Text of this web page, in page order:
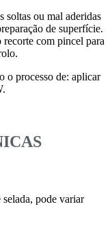
soltas ou mal aderidas
de superfície.
recorte com pincel para
o processo de: aplicar
pode variar